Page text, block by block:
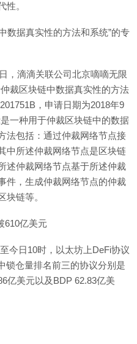
性。
数据真实性的方法和系统”的专
，滴滴关联公司北京嘀嘀无限
裁区块链中数据真实性的方法
，申请日期为2018年9
一种用于仲裁区块链中的数据
法包括：通过仲裁网络节点接
中所述仲裁网络节点是区块链
述仲裁网络节点基于所述仲裁
件，生成仲裁网络节点的仲裁
块链等。
610亿美元
今日10时，以太坊上DeFi协议
锁仓量排名前三的协议分别是
亿美元以及BDP 62.83亿美